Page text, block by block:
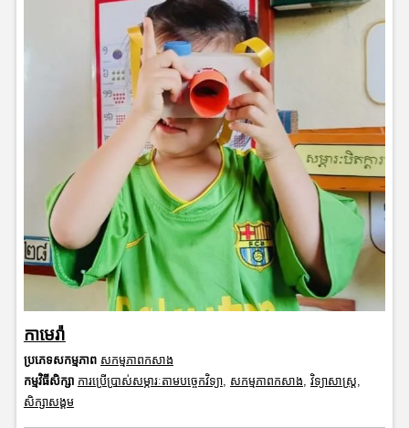
កាមេរ៉ា
ប្រភេទសកម្មភាព សកម្មភាពកសាង
កម្មវិធីសិក្សា ការប្រើប្រាស់សម្ភារៈតាមបច្ចេកវិទ្យា, សកម្មភាពកសាង វិទ្យាសាស្រ្ត
សិក្សាសង្គម